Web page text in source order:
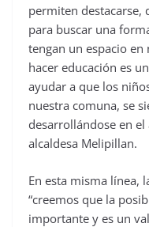
permiten destacarse,
para buscar una
tengan un espacio
hacer educación es
ayudar a que los
nuestra comuna, se
desarrollándose en
alcaldesa Melipillan.
En esta misma línea,
“creemos que la
importante y es un